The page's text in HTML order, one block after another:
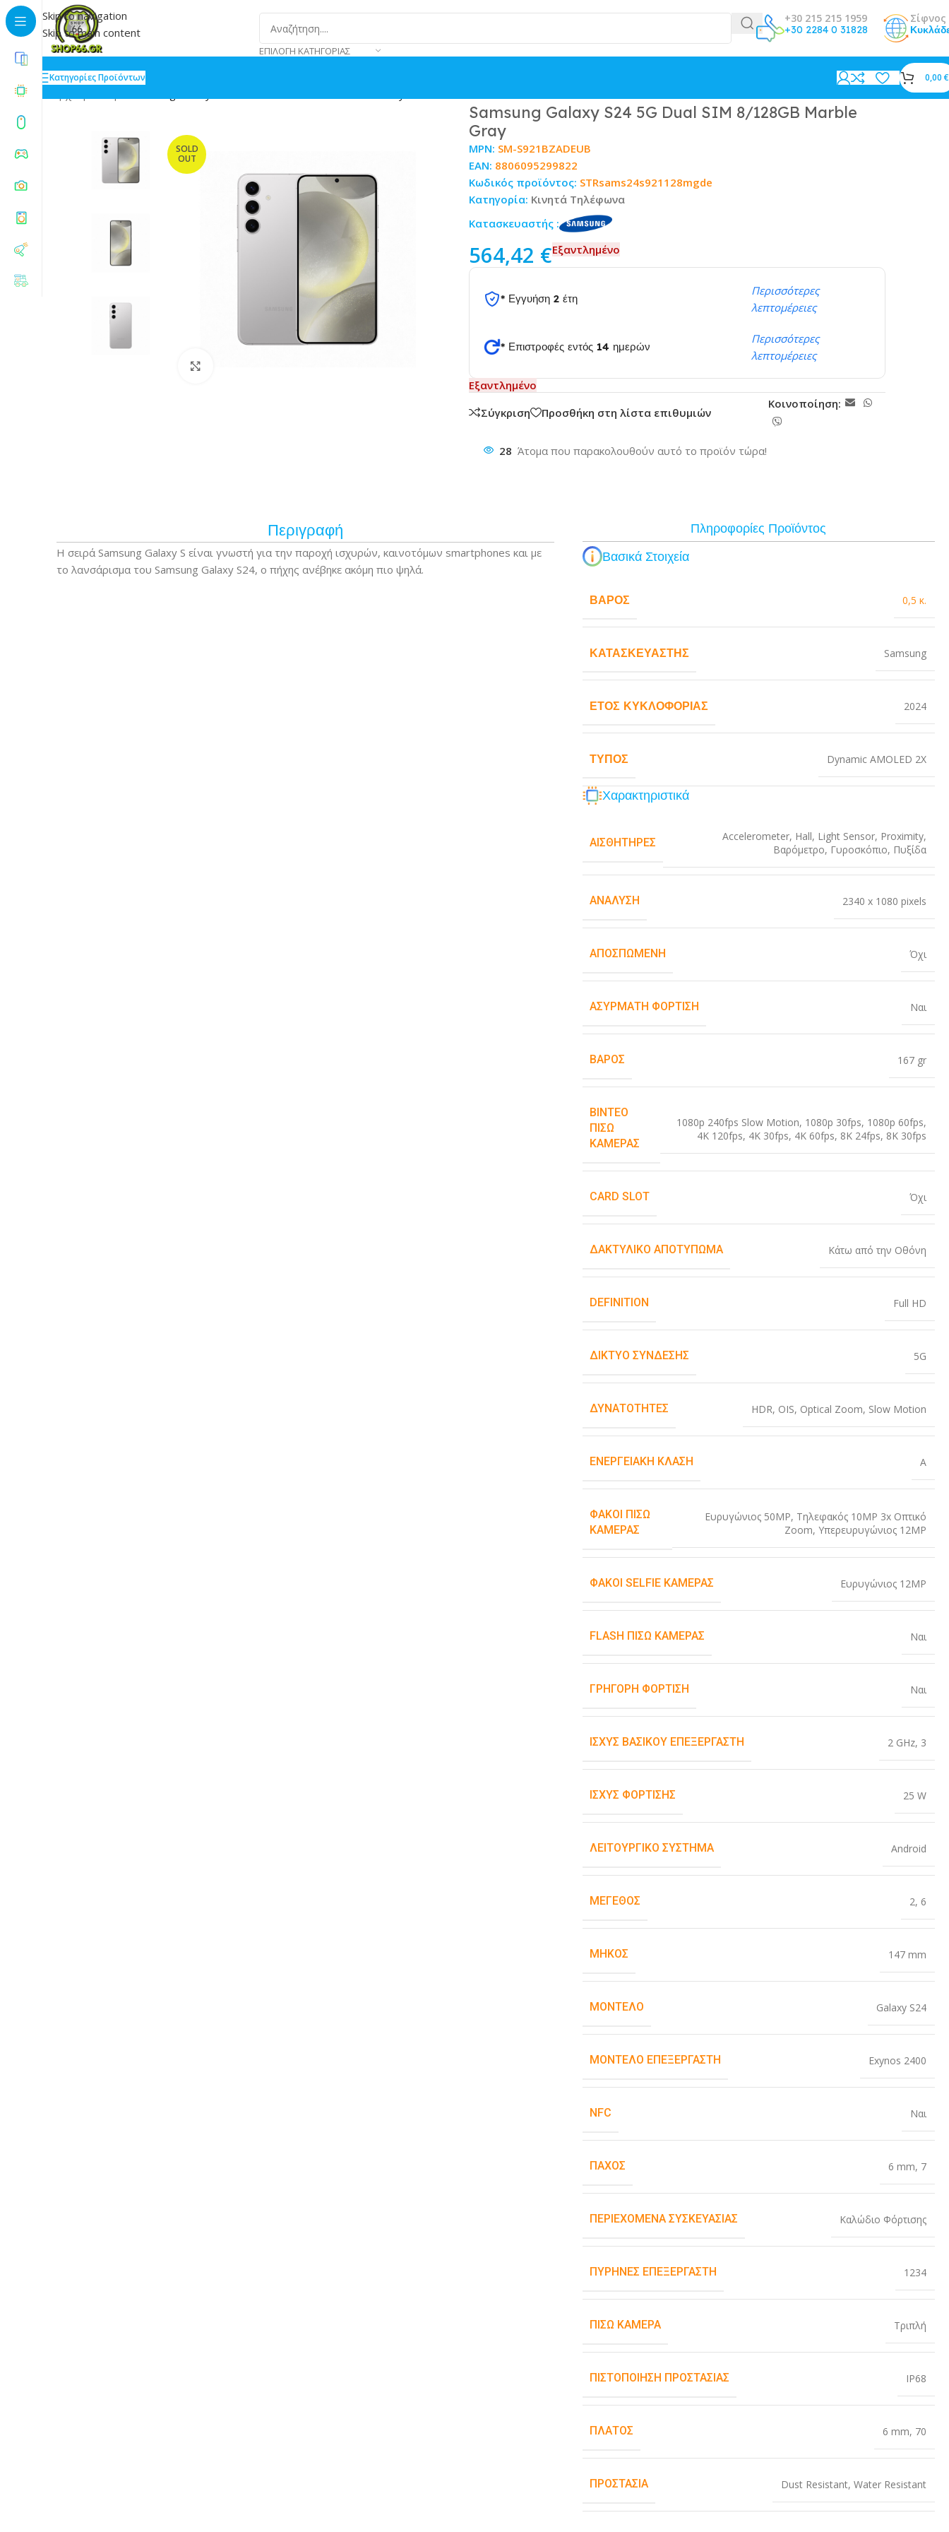
Skip to navigation
Skip to main content
ΕΠΙΛΟΓΉ ΚΑΤΗΓΟΡΊΑΣ
+30 215 215 1959
+30 2284 0 31828
Σίφνος
Κατηγορίες Προϊόντων 0,00 €
SOLD
OUT
Samsung Galaxy S24 5G Dual SIM 8/128GB Marble
Gray
Κατασκευαστής :
MPN: SM-S921BZADEUB
EAN: 8806095299822
Κωδικός προϊόντος: STRsams24s921128mgde
Κατηγορία: Κινητά Τηλέφωνα
564,42 €Εξαντλημένο
* Εγγυήση 2 έτη
Περισσότερες
λεπτομέρειες
* Επιστροφές εντός 14 ημερών
Περισσότερες
λεπτομέρειες
Εξαντλημένο
Σύγκριση
Προσθήκη στη λίστα επιθυμιών
Κοινοποίηση:
28 Άτομα που παρακολουθούν αυτό το προϊόν τώρα!
Περιγραφή
Η σειρά Samsung Galaxy S είναι γνωστή για την παροχή ισχυρών, καινοτόμων smartphones και με
το λανσάρισμα του Samsung Galaxy S24, ο πήχης ανέβηκε ακόμη πιο ψηλά.
Πληροφορίες Προϊόντος
Βασικά Στοιχεία
ΒΆΡΟΣ 0,5 κ.
ΚΑΤΑΣΚΕΥΑΣΤΉΣ Samsung
ΈΤΟΣ ΚΥΚΛΟΦΟΡΊΑΣ 2024
ΤΎΠΟΣ Dynamic AMOLED 2X
Χαρακτηριστικά
ΑΙΣΘΗΤΉΡΕΣ Accelerometer, Hall, Light Sensor, Proximity,
Βαρόμετρο, Γυροσκόπιο, Πυξίδα
ΑΝΆΛΥΣΗ 2340 x 1080 pixels
ΑΠΟΣΠΏΜΕΝΗ Όχι
ΑΣΎΡΜΑΤΗ ΦΌΡΤΙΣΗ Ναι
ΒΆΡΟΣ 167 gr
ΒΊΝΤΕΟ
ΠΊΣΩ
ΚΆΜΕΡΑΣ
1080p 240fps Slow Motion, 1080p 30fps, 1080p 60fps,
4K 120fps, 4K 30fps, 4K 60fps, 8K 24fps, 8K 30fps
CARD SLOT Όχι
ΔΑΚΤΥΛΙΚΌ ΑΠΟΤΎΠΩΜΑ Κάτω από την Οθόνη
DEFINITION Full HD
ΔΊΚΤΥΟ ΣΎΝΔΕΣΗΣ 5G
ΔΥΝΑΤΌΤΗΤΕΣ HDR, OIS, Optical Zoom, Slow Motion
ΕΝΕΡΓΕΙΑΚΉ ΚΛΆΣΗ A
ΦΑΚΟΊ ΠΊΣΩ
ΚΆΜΕΡΑΣ
Ευρυγώνιος 50MP, Τηλεφακός 10MP 3x Οπτικό
Zoom, Υπερευρυγώνιος 12MP
ΦΑΚΟΊ SELFIE ΚΆΜΕΡΑΣ Ευρυγώνιος 12MP
FLASH ΠΊΣΩ ΚΆΜΕΡΑΣ Ναι
ΓΡΉΓΟΡΗ ΦΌΡΤΙΣΗ Ναι
ΙΣΧΎΣ ΒΑΣΙΚΟΎ ΕΠΕΞΕΡΓΑΣΤΉ 2 GHz, 3
ΙΣΧΎΣ ΦΌΡΤΙΣΗΣ 25 W
ΛΕΙΤΟΥΡΓΙΚΌ ΣΎΣΤΗΜΑ Android
ΜΈΓΕΘΟΣ 2, 6
ΜΉΚΟΣ 147 mm
ΜΟΝΤΈΛΟ Galaxy S24
ΜΟΝΤΈΛΟ ΕΠΕΞΕΡΓΑΣΤΉ Exynos 2400
NFC Ναι
ΠΆΧΟΣ 6 mm, 7
ΠΕΡΙΕΧΌΜΕΝΑ ΣΥΣΚΕΥΑΣΊΑΣ Καλώδιο Φόρτισης
ΠΥΡΉΝΕΣ ΕΠΕΞΕΡΓΑΣΤΉ 1234
ΠΊΣΩ ΚΆΜΕΡΑ Τριπλή
ΠΙΣΤΟΠΟΊΗΣΗ ΠΡΟΣΤΑΣΊΑΣ IP68
ΠΛΆΤΟΣ 6 mm, 70
ΠΡΟΣΤΑΣΊΑ Dust Resistant, Water Resistant